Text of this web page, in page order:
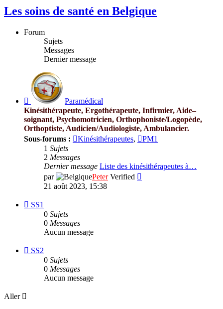
Les soins de santé en Belgique
Forum
Sujets
Messages
Dernier message
Flux
Paramédical
Paramédical
Kinésithérapeute, Ergothérapeute, Infirmier, Aide–
soignant, Psychomotricien, Orthophoniste/Logopède,
Orthoptiste, Audicien/Audiologiste, Ambulancier.
Sous-forums :
Kinésithérapeutes,
PM1
1 Sujets
2 Messages
Dernier message Liste des kinésithérapeutes à…
par
Peter Verified
21 août 2023, 15:38
Flux
SS1
0 Sujets
0 Messages
Aucun message
Flux
SS2
0 Sujets
0 Messages
Aucun message
Aller